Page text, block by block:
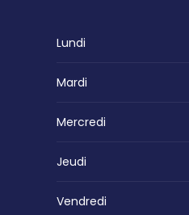
Lundi
Mardi
Mercredi
Jeudi
Vendredi